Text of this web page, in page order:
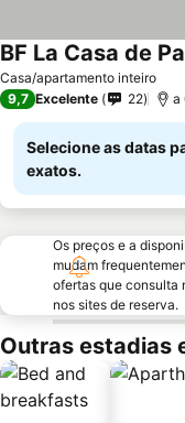
Casa/apartamento inteiro
BF La Casa de
9,7 Excelente 22 a
Selecione as datas
exatos.
Os preços e a
mudam
ofertas que consulta
nos sites de reserva.
Outras estadias